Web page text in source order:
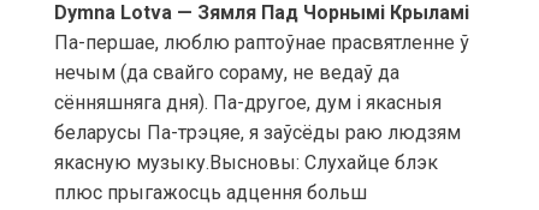
Dymna Lotva — Зямля Пад Чорнымі Крыламі
Па-першае, люблю раптоўнае прасвятленне ў
нечым (да свайго сораму, не ведаў да
сённяшняга дня). Па-другое, дум і якасныя
беларусы Па-трэцяе, я заўсёды раю людзям
якасную музыку.Высновы: Слухайце блэк
плюс прыгажосць адцення больш